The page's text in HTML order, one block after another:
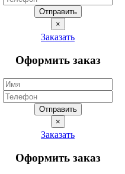
Отправить
×
Заказать
Оформить заказ
Отправить
×
Заказать
Оформить заказ